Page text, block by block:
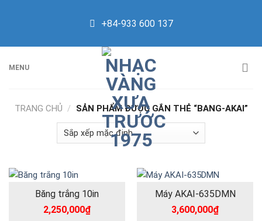
+84-933 600 137
MENU
TRANG CHỦ / SẢN PHẨM ĐƯỢC GẮN THẺ “BANG-AKAI”
Băng trắng 10in
2,250,000₫
Máy AKAI-635DMN
3,600,000₫